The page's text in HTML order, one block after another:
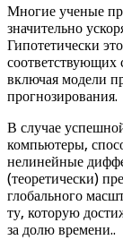
Многие ученые
значительно
Гипотетически
соответствующих
включая модели
прогнозирования.
В случае
компьютеры,
нелинейные
(теоретически)
глобального
ту, которую
за долю времени..